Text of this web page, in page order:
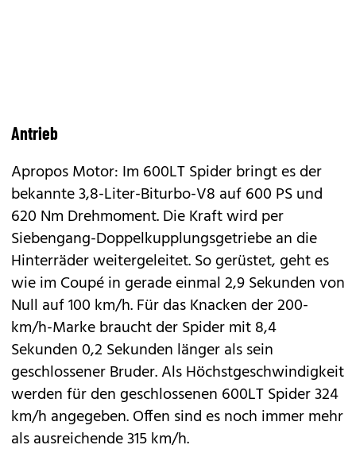
Antrieb
Apropos Motor: Im 600LT Spider bringt es der
bekannte 3,8-Liter-Biturbo-V8 auf 600 PS und
620 Nm Drehmoment. Die Kraft wird per
Siebengang-Doppelkupplungsgetriebe an die
Hinterräder weitergeleitet. So gerüstet, geht es
wie im Coupé in gerade einmal 2,9 Sekunden von
Null auf 100 km/h. Für das Knacken der 200-
km/h-Marke braucht der Spider mit 8,4
Sekunden 0,2 Sekunden länger als sein
geschlossener Bruder. Als Höchstgeschwindigkeit
werden für den geschlossenen 600LT Spider 324
km/h angegeben. Offen sind es noch immer mehr
als ausreichende 315 km/h.